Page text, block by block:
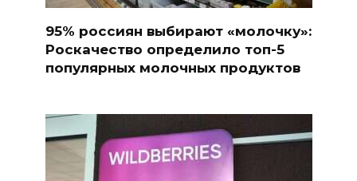
95% россиян выбирают «молочку»:
Роскачество определило топ-5
популярных молочных продуктов